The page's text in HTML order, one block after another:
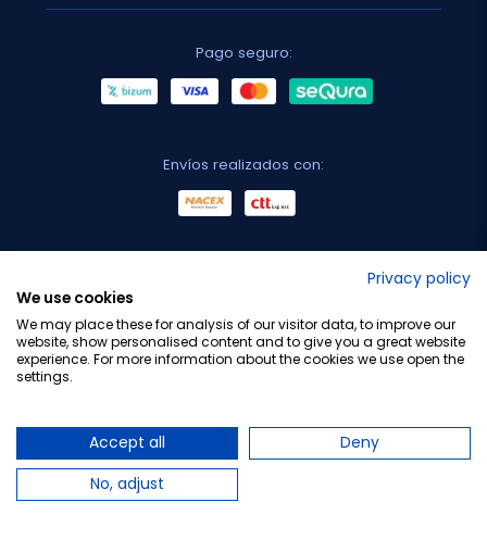
Pago seguro:
Envíos realizados con:
Privacy policy
We use cookies
We may place these for analysis of our visitor data, to improve our
website, show personalised content and to give you a great website
experience. For more information about the cookies we use open the
settings.
Accept all
Deny
No, adjust